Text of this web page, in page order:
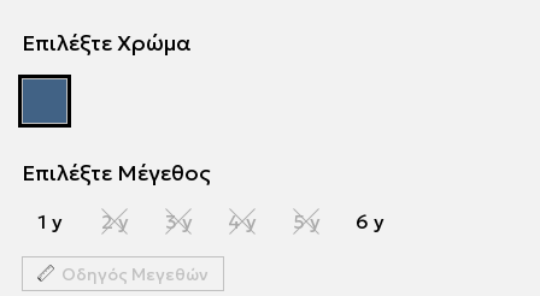
Επιλέξτε Χρώμα
Επιλέξτε Μέγεθος
1 y 2 y 3 y 4 y 5 y 6 y
Οδηγός Μεγεθών